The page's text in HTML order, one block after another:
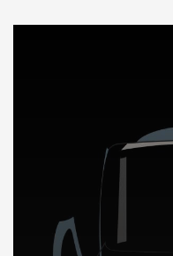
DÉCOUVREZ NOTRE